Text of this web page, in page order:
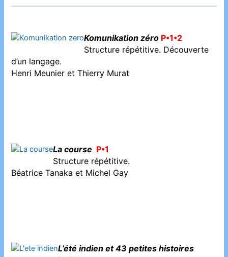
Komunikation zéro P•1•2
Structure répétitive. Découverte
d’un langage.
Henri Meunier et Thierry Murat
La course P•1
Structure répétitive.
Béatrice Tanaka et Michel Gay
L’été indien et 43 petites histoires